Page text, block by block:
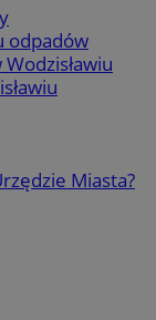
odpadów
Miasta?